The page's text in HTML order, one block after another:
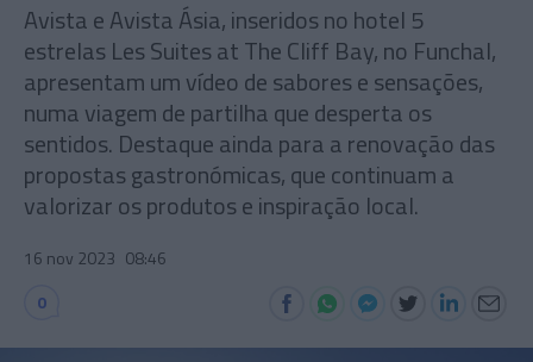
Avista e Avista Ásia, inseridos no hotel 5
estrelas Les Suites at The Cliff Bay, no Funchal,
apresentam um vídeo de sabores e sensações,
numa viagem de partilha que desperta os
sentidos. Destaque ainda para a renovação das
propostas gastronómicas, que continuam a
valorizar os produtos e inspiração local.
16 nov 2023 08:46
0